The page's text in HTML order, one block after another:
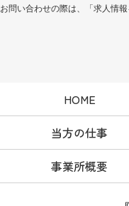
お問い合わせの際は、「求人情
HOME
当方の仕事
事業所概要